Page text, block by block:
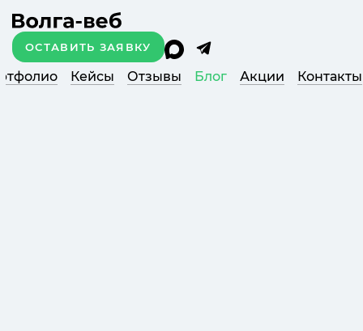
Кейсы Отзывы Блог Акции Контакты
ОСТАВИТЬ ЗАЯВКУ